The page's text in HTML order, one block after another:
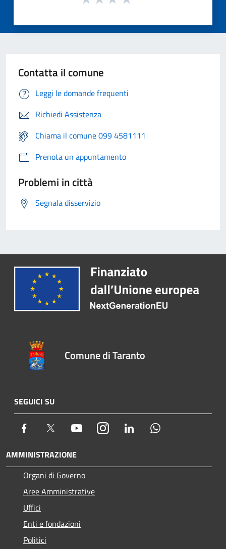
Contatta il comune
Leggi le domande frequenti
Richiedi Assistenza
Chiama il comune 099 4581111
Prenota un appuntamento
Problemi in città
Segnala disservizio
Comune di Taranto
SEGUICI SU
Facebook Twitter YoutubeInstagram LinkedIn
AMMINISTRAZIONE
Organi di Governo
Aree Amministrative
Uffici
Enti e fondazioni
Politici